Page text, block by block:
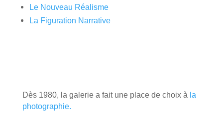
Le Nouveau Réalisme
La Figuration Narrative
Dès 1980, la galerie a fait une place de choix à la
photographie.